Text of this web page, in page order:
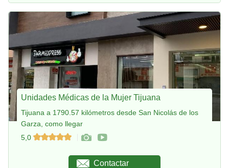
Unidades Médicas de la Mujer Tijuana
Tijuana a 1790.57 kilómetros desde San Nicolás de los
Garza, como llegar
5,0
Contactar